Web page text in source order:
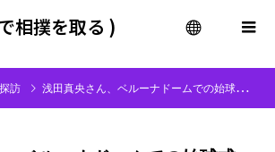
相撲を取る )
menu
訪 浅田真央さん、ベルーナドームでの始球式：ファンの熱狂とその魅力